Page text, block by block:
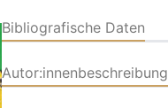
Bibliografische Daten
Autor:innenbeschreibung